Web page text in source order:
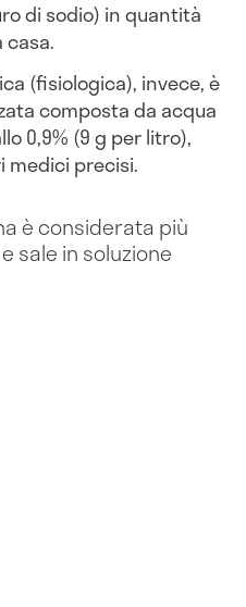
di sodio) in quantità
casa.
(fisiologica), invece, è
composta da acqua
0,9% (9 g per litro),
precisi.
è considerata più
sale in soluzione